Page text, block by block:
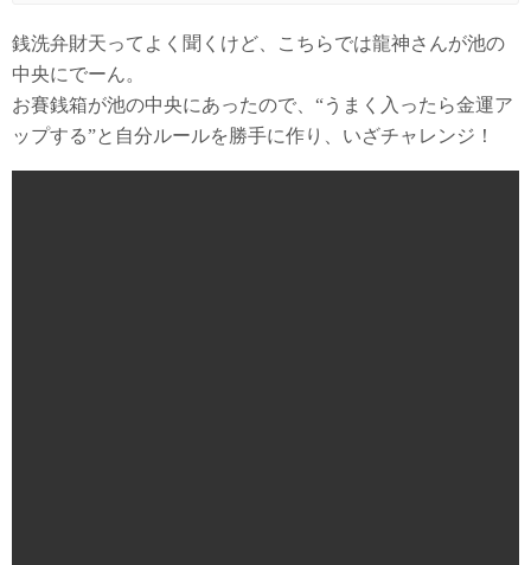
銭洗弁財天ってよく聞くけど、こちらでは龍神さんが池の
中央にでーん。
お賽銭箱が池の中央にあったので、“うまく入ったら金運ア
ップする”と自分ルールを勝手に作り、いざチャレンジ！